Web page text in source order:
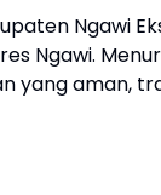
Ngawi
Ngawi.
yang aman,